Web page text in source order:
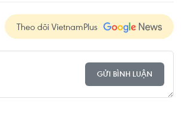
Theo dõi VietnamPlus
GỬI BÌNH LUẬN